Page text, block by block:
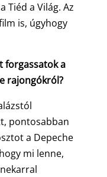
Tiéd a Világ. Az
is, úgyhogy
forgassatok a
rajongókról?
pontosabban
a Depeche
mi lenne,